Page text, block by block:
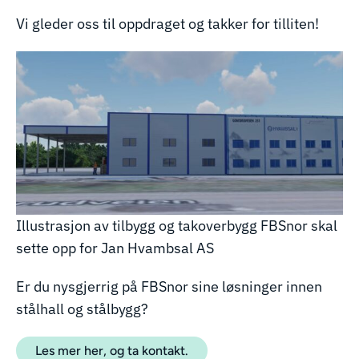
Vi gleder oss til oppdraget og takker for tilliten!
Illustrasjon av tilbygg og takoverbygg FBSnor skal
sette opp for Jan Hvambsal AS
Er du nysgjerrig på FBSnor sine løsninger innen
stålhall og stålbygg?
Les mer her, og ta kontakt.